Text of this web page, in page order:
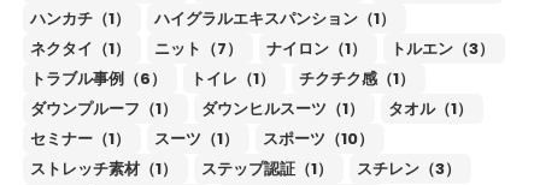
ハンカチ（1）
ハイグラルエキスパンション（1）
ネクタイ（1）
ニット（7） ナイロン（1）
トルエン（3）
トラブル事例（6）
トイレ（1）
チクチク感（1）
ダウンプルーフ（1）
ダウンヒルスーツ（1）
タオル（1）
セミナー（1）
スーツ（1）
スポーツ（10）
ストレッチ素材（1）
ステップ認証（1）
スチレン（3）